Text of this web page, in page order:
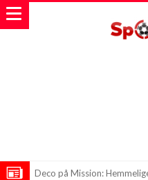
Deco på Mission: